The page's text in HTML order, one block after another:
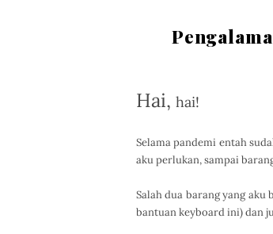
Hai, hai!
Selama pandemi entah
aku perlukan, sampai
Salah dua barang yang
bantuan keyboard ini) dan